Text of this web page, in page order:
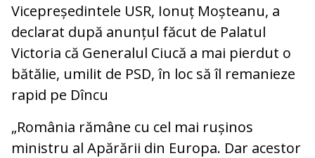
Vicepreședintele USR, Ionuț Moșteanu, a
declarat după anunțul făcut de Palatul
Victoria că Generalul Ciucă a mai pierdut o
bătălie, umilit de PSD, în loc să îl remanieze
rapid pe Dîncu
„România rămâne cu cel mai rușinos
ministru al Apărării din Europa. Dar acestor